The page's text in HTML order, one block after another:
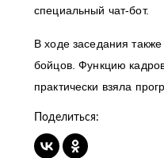
специальный чат-бот.
В ходе заседания
бойцов. Функцию
практически взяла
Поделиться: